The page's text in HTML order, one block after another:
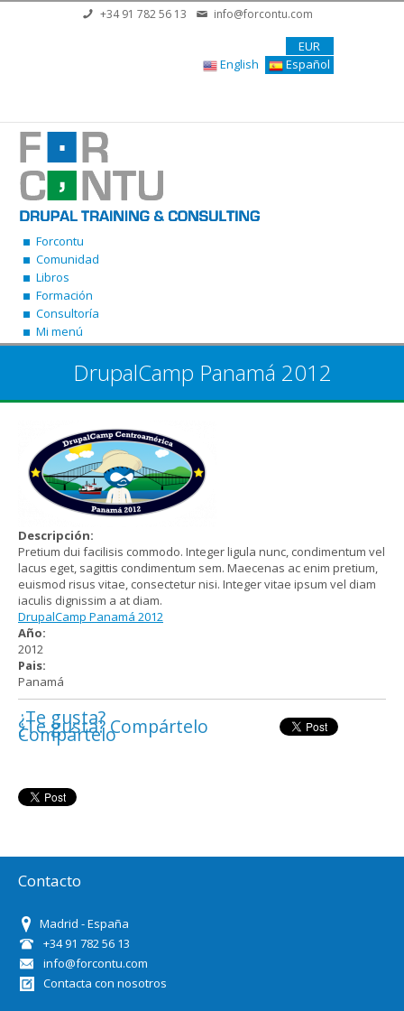
Pasar al contenido principal
+34 91 782 56 13 info@forcontu.com
EUR
English
Español
Forcontu
Comunidad
Libros
Formación
Consultoría
Mi menú
DrupalCamp Panamá 2012
Descripción:
Pretium dui facilisis commodo. Integer ligula nunc, condimentum vel
lacus eget, sagittis condimentum sem. Maecenas ac enim pretium,
euismod risus vitae, consectetur nisi. Integer vitae ipsum vel diam
iaculis dignissim a at diam.
DrupalCamp Panamá 2012
Año:
2012
Pais:
Panamá
¿Te gusta?
Compártelo
¿Te gusta? Compártelo
Contacto
Madrid - España
+34 91 782 56 13
info@forcontu.com
Contacta con nosotros